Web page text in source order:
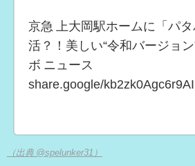
京急 上大岡駅ホームに「パ
活？！美しい“令和バージョン
ボ ニュース
share.google/
（出典 @spelunker31）